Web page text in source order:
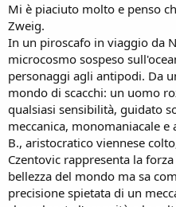
Mi è piaciuto molto e penso
Zweig.
In un piroscafo in viaggio da
microcosmo sospeso
personaggi agli antipodi. Da
mondo di scacchi: un uomo
qualsiasi sensibilità, guidato
meccanica, monomaniacale
B., aristocratico viennese
Czentovic rappresenta la
bellezza del mondo ma sa
precisione spietata di un